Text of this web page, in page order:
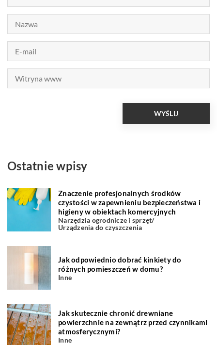
Ostatnie wpisy
Znaczenie profesjonalnych środków
czystości w zapewnieniu bezpieczeństwa i
higieny w obiektach komercyjnych
Narzędzia ogrodnicze i sprzęt/
Urządzenia do czyszczenia
Jak odpowiednio dobrać kinkiety do
różnych pomieszczeń w domu?
Inne
Jak skutecznie chronić drewniane
powierzchnie na zewnątrz przed czynnikami
atmosferycznymi?
Inne